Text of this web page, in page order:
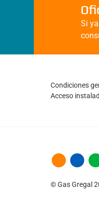
Si
Condiciones
Acceso
© Gas Gregal